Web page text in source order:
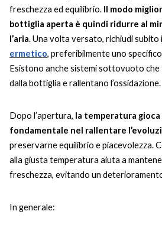
Toscana
Trentino
Alcohol Free
See all
Lucani Wines
Emilian Wines
freschezza ed equilibrio. Il modo
bottiglia aperta è quindi ridurre al
l’aria. Una volta versato, richiudi subito
ermetico, preferibilmente uno
Esistono anche sistemi sottovuoto che
dalla bottiglia e rallentano l’ossidazione.
Dopo l’apertura, la temperatura
fondamentale nel rallentare
preservarne equilibrio e piacevolezza.
alla giusta temperatura aiuta a
freschezza, evitando un
In generale: